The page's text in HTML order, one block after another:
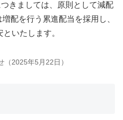
きましては、原則として減配
配を行う累進配当を採用し、
いたします。
（2025年5月22日）